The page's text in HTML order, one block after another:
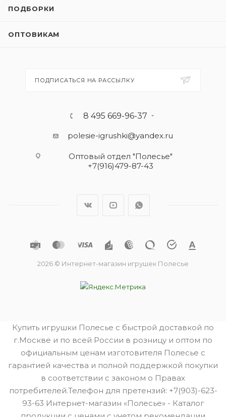
ПОДБОРКИ
ОПТОВИКАМ
ПОДПИСАТЬСЯ НА РАССЫЛКУ
8 495 669-96-37
polesie-igrushki@yandex.ru
Оптовый отдел "Полесье"
+7(916)479-87-43
2026 © Интернет-магазин игрушек Полесье
Купить игрушки Полесье с быстрой доставкой по
г.Москве и по всей России в розницу и оптом по
официальным ценам изготовителя Полесье с
гарантией качества и полной поддержкой покупки
в соответствии с законом о Правах
потребителей.Телефон для претензий: +7(903)-623-
93-63 Интернет-магазин «Полесье» - Каталог